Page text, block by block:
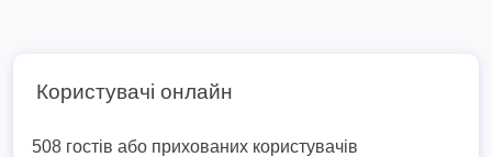
Користувачі онлайн
508 гостів або прихованих користувачів